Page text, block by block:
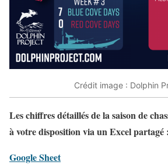
Crédit image : Dolphin
Les chiffres détaillés de la saison de
à votre disposition via un Excel partagé :
Google Sheet